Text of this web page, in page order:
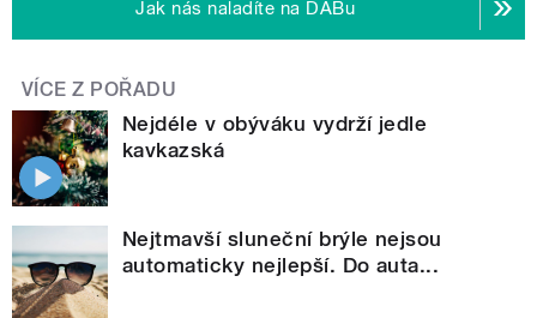
Jak nás naladíte na DABu
VÍCE Z POŘADU
Nejdéle v obýváku vydrží jedle
kavkazská
Nejtmavší sluneční brýle nejsou
automaticky nejlepší. Do auta...